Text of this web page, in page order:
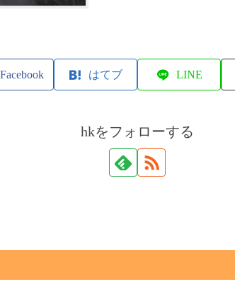
Facebook はてブ LINE
hkをフォローする